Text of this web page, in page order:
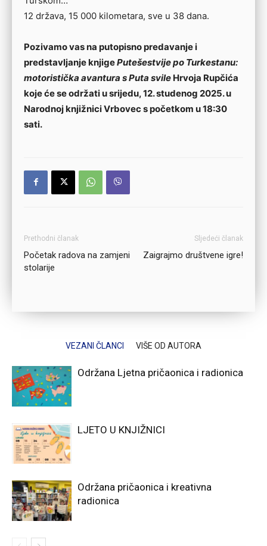
12 država, 15 000 kilometara, sve u 38 dana.
Pozivamo vas na putopisno predavanje i
predstavljanje knjigePutešestvije po Turkestanu:
motoristička avantura s Puta svile Hrvoja Rupčića
koje će se održati u srijedu, 12. studenog 2025. u
Narodnoj knjižnici Vrbovec s početkom u 18:30
sati.
Prethodni članak
Početak radova na zamjeni
stolarije
Sljedeći članak
Zaigrajmo društvene igre!
VEZANI ČLANCI VIŠE OD AUTORA
Održana Ljetna pričaonica i radionica
LJETO U KNJIŽNICI
Održana pričaonica i kreativna
radionica